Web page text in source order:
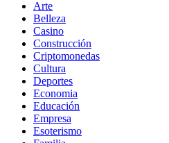
Arte
Belleza
Casino
Construcción
Criptomonedas
Cultura
Deportes
Economia
Educación
Empresa
Esoterismo